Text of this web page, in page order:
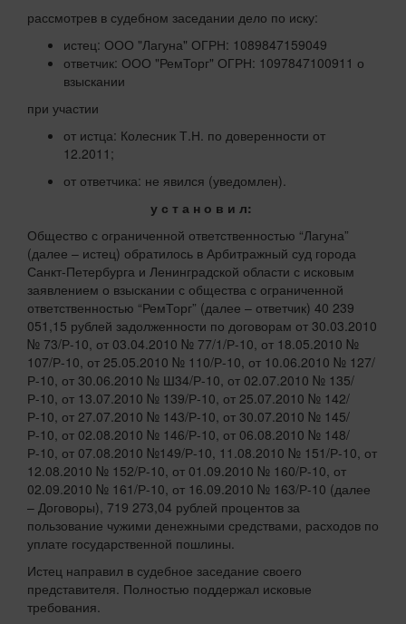
рассмотрев в судебном заседании дело по иску:
истец: ООО "Лагуна" ОГРН: 1089847159049
ответчик: ООО "РемТорг" ОГРН: 1097847100911 о
взыскании
при участии
от истца: Колесник Т.Н. по доверенности от
12.2011;
от ответчика: не явился (уведомлен).
у с т а н о в и л:
Общество с ограниченной ответственностью “Лагуна”
(далее – истец) обратилось в Арбитражный суд города
Санкт-Петербурга и Ленинградской области с исковым
заявлением о взыскании с общества с ограниченной
ответственностью “РемТорг” (далее – ответчик) 40 239
051,15 рублей задолженности по договорам от 30.03.2010
№ 73/Р-10, от 03.04.2010 № 77/1/Р-10, от 18.05.2010 №
107/Р-10, от 25.05.2010 № 110/Р-10, от 10.06.2010 № 127/
Р-10, от 30.06.2010 № Ш34/Р-10, от 02.07.2010 № 135/
Р-10, от 13.07.2010 № 139/Р-10, от 25.07.2010 № 142/
Р-10, от 27.07.2010 № 143/Р-10, от 30.07.2010 № 145/
Р-10, от 02.08.2010 № 146/Р-10, от 06.08.2010 № 148/
Р-10, от 07.08.2010 №149/Р-10, 11.08.2010 № 151/Р-10, от
12.08.2010 № 152/Р-10, от 01.09.2010 № 160/Р-10, от
02.09.2010 № 161/Р-10, от 16.09.2010 № 163/Р-10 (далее
– Договоры), 719 273,04 рублей процентов за
пользование чужими денежными средствами, расходов по
уплате государственной пошлины.
Истец направил в судебное заседание своего
представителя. Полностью поддержал исковые
требования.